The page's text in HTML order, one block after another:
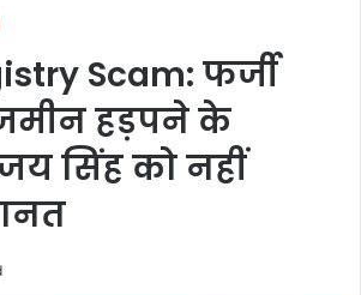
Scam: फर्जी
हड़पने के
सिंह को नहीं